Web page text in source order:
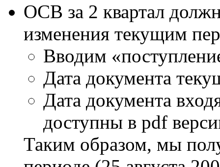
ОСВ за 2 квартал
изменения текущим
Вводим
Дата документа
Дата документа
доступны в pdf
Таким образом, мы